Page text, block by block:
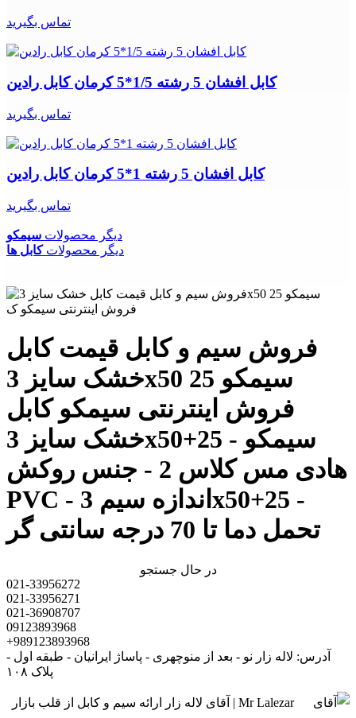
تماس بگیرید
کابل افشان 5 رشته 1/5*5 کرمان کابل رادین
تماس بگیرید
کابل افشان 5 رشته 1*5 کرمان کابل رادین
تماس بگیرید
دیگر محصولات سیمکو
دیگر محصولاتکابل ها
فروش سیم و کابل قیمت کابل
خشک سایز 3x50 25 سیمکو
فروش اینترنتی سیمکو کابل
خشک سایز 3x50+25 سیمکو -
هادی مس کلاس 2 - جنس روکش
PVC - اندازه سیم 3x50+25 -
تحمل دما تا 70 درجه سانتی گر
در حال جستجو
021-33956272
021-33956271
021-36908707
09123893968
+989123893968
آدرس: لاله زار نو - بعد از منوچهری - پاساژ ایرانیان - طبقه اول -
پلاک ۱۰۸
Mr Lalezar | آقای لاله زار ارائه سیم و کابل از قلب بازار